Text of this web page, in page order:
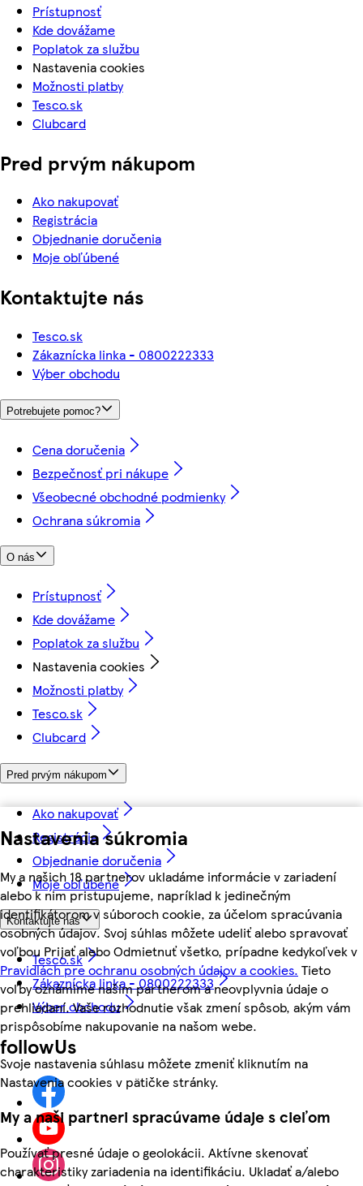
Nastavenia súkromia
My a našich 18 partnerov ukladáme informácie v zariadení
alebo k nim pristupujeme, napríklad k jedinečným
identifikátorom v súboroch cookie, za účelom spracúvania
osobných údajov. Svoj súhlas môžete udeliť alebo spravovať
voľbou Prijať alebo Odmietnuť všetko, prípadne kedykoľvek v
Pravidlách pre ochranu osobných údajov a cookies. Tieto
voľby oznámime našim partnerom a neovplyvnia údaje o
prehliadaní. Vaše rozhodnutie však zmení spôsob, akým vám
prispôsobíme nakupovanie na našom webe.
Svoje nastavenia súhlasu môžete zmeniť kliknutím na
Nastavenia cookies v pätičke stránky.
My a naši partneri spracúvame údaje s cieľom
Používať presné údaje o geolokácii. Aktívne skenovať
charakteristiky zariadenia na identifikáciu. Ukladať a/alebo
Prístupnosť
Kde dovážame
Poplatok za službu
Nastavenia cookies
Možnosti platby
Tesco.sk
Clubcard
Pred prvým nákupom
Ako nakupovať
Registrácia
Objednanie doručenia
Moje obľúbené
Kontaktujte nás
Tesco.sk
Zákaznícka linka - 0800222333
Výber obchodu
Potrebujete pomoc?
Cena doručenia
Bezpečnosť pri nákupe
Všeobecné obchodné podmienky
Ochrana súkromia
O nás
Prístupnosť
Kde dovážame
Poplatok za službu
Nastavenia cookies
Možnosti platby
Tesco.sk
Clubcard
Pred prvým nákupom
Ako nakupovať
Registrácia
Objednanie doručenia
Moje obľúbené
Kontaktujte nás
Tesco.sk
Zákaznícka linka - 0800222333
Výber obchodu
followUs